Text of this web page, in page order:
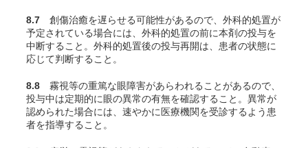
8.7 創傷治癒を遅らせる可能性があるので、外科的処置が
予定されている場合には、外科的処置の前に本剤の投与を
中断すること。外科的処置後の投与再開は、患者の状態に
応じて判断すること。
8.8 霧視等の重篤な眼障害があらわれることがあるので、
投与中は定期的に眼の異常の有無を確認すること。異常が
認められた場合には、速やかに医療機関を受診するよう患
者を指導すること。